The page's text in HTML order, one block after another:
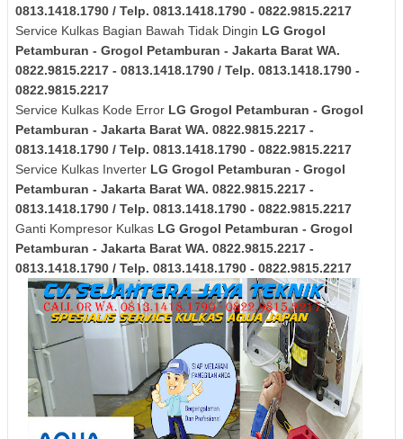
0813.1418.1790 / Telp. 0813.1418.1790 - 0822.9815.2217
Service Kulkas Bagian Bawah Tidak Dingin LG Grogol
Petamburan - Grogol Petamburan - Jakarta Barat WA.
0822.9815.2217 - 0813.1418.1790 / Telp. 0813.1418.1790 -
0822.9815.2217
Service Kulkas Kode Error LG Grogol Petamburan - Grogol
Petamburan - Jakarta Barat WA. 0822.9815.2217 -
0813.1418.1790 / Telp. 0813.1418.1790 - 0822.9815.2217
Service Kulkas Inverter LG Grogol Petamburan - Grogol
Petamburan - Jakarta Barat WA. 0822.9815.2217 -
0813.1418.1790 / Telp. 0813.1418.1790 - 0822.9815.2217
Ganti Kompresor Kulkas LG Grogol Petamburan - Grogol
Petamburan - Jakarta Barat WA. 0822.9815.2217 -
0813.1418.1790 / Telp. 0813.1418.1790 - 0822.9815.2217